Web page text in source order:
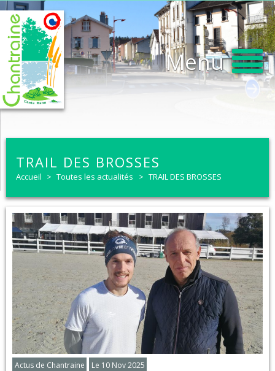
Menu
TRAIL DES BROSSES
Accueil > Toutes les actualités > TRAIL DES BROSSES
Actus de Chantraine Le 10 Nov 2025